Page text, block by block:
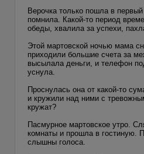
Верочка только пошла в
помнила. Какой-то период
обеды, хвалила за успехи,
Этой мартовской ночью мама
приходили большие счета за
высылала деньги, и телефон
уснула.
Проснулась она от какой-то
и кружили над ними с
кружат?
Пасмурное мартовское утро.
комнаты и прошла в гостиную.
слышны голоса.